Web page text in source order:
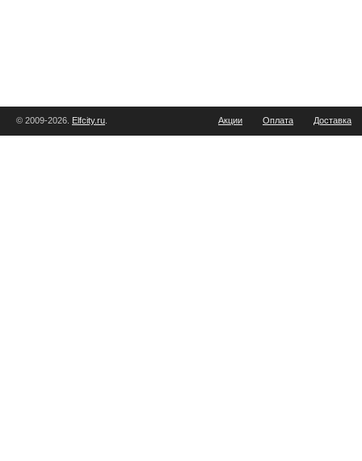
© 2009-2026. Elfcity.ru Акции Оплата Доставка